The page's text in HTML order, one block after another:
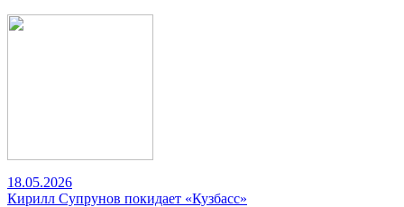
18.05.2026
Кирилл Супрунов покидает «Кузбасс»